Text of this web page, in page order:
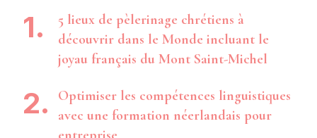
5 lieux de pèlerinage chrétiens à
découvrir dans le Monde incluant le
joyau français du Mont Saint-Michel
Optimiser les compétences linguistiques
avec une formation néerlandais pour